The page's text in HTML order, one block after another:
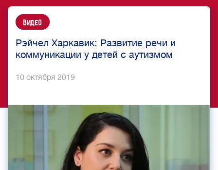
Видео
Рэйчел Харкавик: Развитие речи и
коммуникации у детей с аутизмом
10 октября 2019